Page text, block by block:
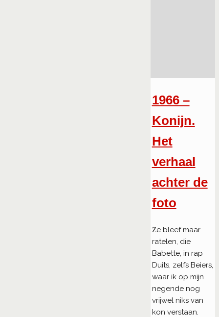
1966 –
Konijn.
Het
verhaal
achter de
foto
Ζe bleef maar
ratelen, die
Babette, in rap
Duits, zelfs Beiers,
waar ik op mijn
negende nog
vrijwel niks van
kon verstaan.